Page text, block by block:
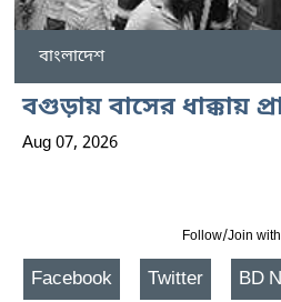
বাংলাদেশ
বগুড়ায় বাসের ধাক্কায়
Aug 07, 2026
Follow/Join
Facebook Twitter BD